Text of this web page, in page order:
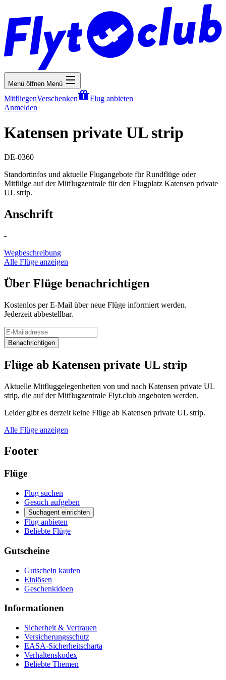
Menü öffnen Menü
MitfliegenVerschenken
Flug anbieten
Anmelden
Katensen private UL strip
DE-0360
Standortinfos und aktuelle Flugangebote für Rundflüge oder
Mitflüge auf der Mitflugzentrale für den Flugplatz Katensen private
UL strip.
Anschrift
-
Wegbeschreibung
Alle Flüge anzeigen
Über Flüge benachrichtigen
Kostenlos per E-Mail über neue Flüge informiert werden.
Jederzeit abbestellbar.
Benachrichtigen
Flüge ab Katensen private UL strip
Aktuelle Mitfluggelegenheiten von und nach Katensen private UL
strip, die auf der Mitflugzentrale Flyt.club angeboten werden.
Leider gibt es derzeit keine Flüge ab Katensen private UL strip.
Alle Flüge anzeigen
Footer
Flüge
Flug suchen
Gesuch aufgeben
Suchagent einrichten
Flug anbieten
Beliebte Flüge
Gutscheine
Gutschein kaufen
Einlösen
Geschenkideen
Informationen
Sicherheit & Vertrauen
Versicherungsschutz
EASA-Sicherheitscharta
Verhaltenskodex
Beliebte Themen